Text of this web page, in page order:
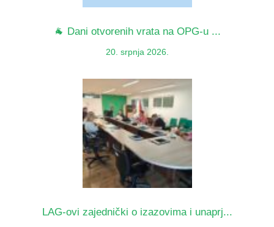
🐐 Dani otvorenih vrata na OPG-u ...
20. srpnja 2026.
LAG-ovi zajednički o izazovima i unaprj...